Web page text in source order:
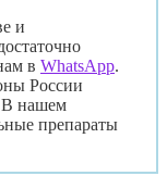
и
в WhatsApp.
России
В нашем
препараты